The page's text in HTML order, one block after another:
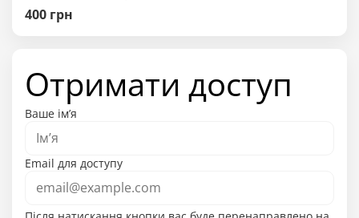
400 грн
Отримати доступ
Ваше ім’я
Email для доступу